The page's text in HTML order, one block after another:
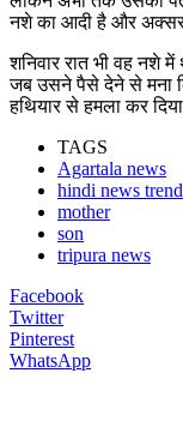
नशे का आदी है और अक्सर
शनिवार रात भी वह नशे
जब उसने पैसे देने से मना
हथियार से हमला कर
TAGS
Agartala news
hindi news trend
mother
son
tripura news
Facebook
Twitter
Pinterest
WhatsApp